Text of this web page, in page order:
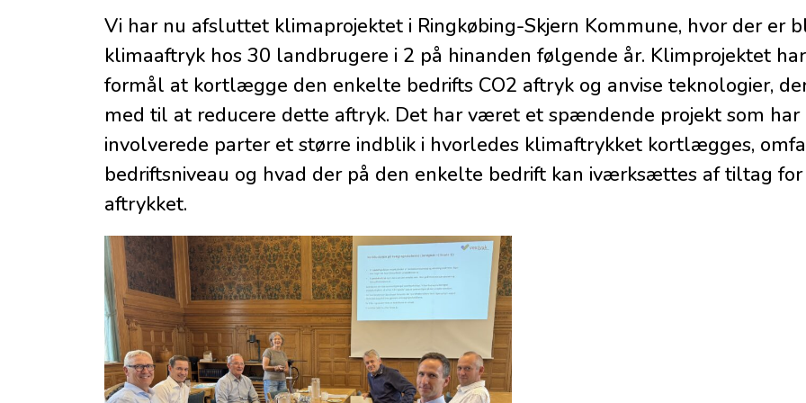
Vi har nu afsluttet klimaprojektet i Ringkøbing-Skjern Kommune, hvor der er
klimaaftryk hos 30 landbrugere i 2 på hinanden følgende år. Klimprojektet
formål at kortlægge den enkelte bedrifts CO2 aftryk og anvise teknologier,
med til at reducere dette aftryk. Det har været et spændende projekt som
involverede parter et større indblik i hvorledes klimaftrykket kortlægges,
bedriftsniveau og hvad der på den enkelte bedrift kan iværksættes af tiltag
aftrykket.